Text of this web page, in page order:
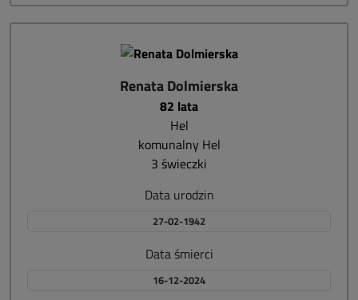
Renata Dolmierska
82 lata
Hel
komunalny Hel
3 świeczki
Data urodzin
27-02-1942
Data śmierci
16-12-2024